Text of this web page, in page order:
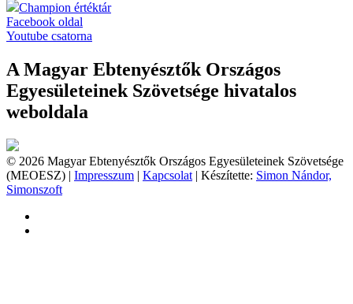
Champion értéktár
Facebook oldal
Youtube csatorna
A Magyar Ebtenyésztők Országos
Egyesületeinek Szövetsége hivatalos
weboldala
© 2026 Magyar Ebtenyésztők Országos Egyesületeinek Szövetsége
(MEOESZ) | Impresszum | Kapcsolat | Készítette: Simon Nándor,
Simonszoft